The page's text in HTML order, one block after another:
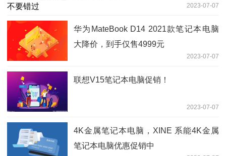
2023-07-07
华为MateBook D14 2021款笔记本电脑
大降价，到手仅售4999元
2023-07-07
联想V15笔记本电脑促销！
2023-07-07
4K金属笔记本电脑，XINE 系能4K金属
笔记本电脑优惠促销中